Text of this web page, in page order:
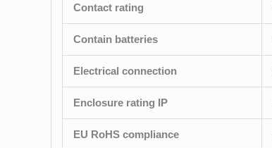
Contact rating
Contain batteries
Electrical connection
Enclosure rating IP
EU RoHS compliance